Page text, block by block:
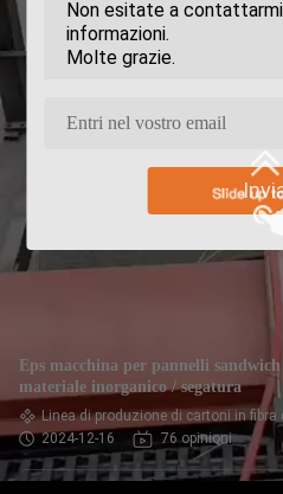
Eps macchina per pannelli
materiale inorganico / segatura
Linea di produzione di cartoni in fibra
2024-12-16
76 opinioni